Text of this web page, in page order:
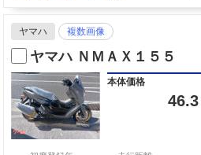
ヤマハ 複数画像
ヤマハ ＮＭＡＸ１５５
本体価格
46.3